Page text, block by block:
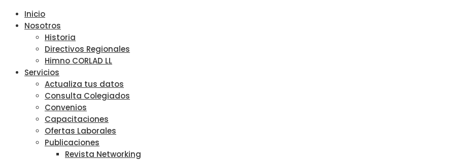
Inicio
Nosotros
Historia
Directivos Regionales
Himno CORLAD LL
Servicios
Actualiza tus datos
Consulta Colegiados
Convenios
Capacitaciones
Ofertas Laborales
Publicaciones
Revista Networking